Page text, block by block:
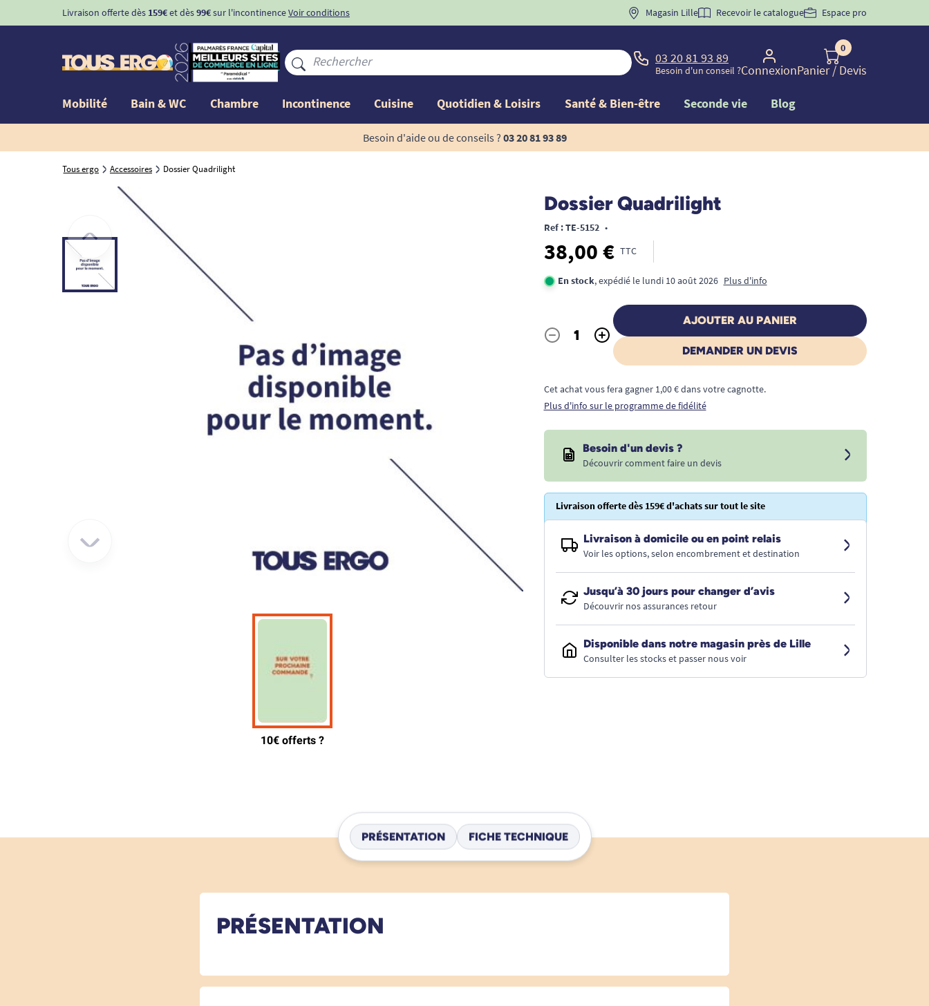
Livraison offerte dès 159€et dès99€sur l'incontinenceVoir conditions BIENVENUE" pourla 1ère commande d'incontinence
Magasin Lille Recevoir le catalogue Espace pro
03 20 81 93 89
Besoin d'un conseil ?Connexion
0
Panier/ Devis
Mobilité Bain & WC Chambre Incontinence Cuisine Quotidien & Loisirs Santé & Bien-être Seconde vie Blog
Besoin d'aide ou de conseils ? 03 20 81 93 89
Tous ergo Accessoires Dossier Quadrilight
Dossier Quadrilight
Ref : TE-5152 •
38,00 € TTC
En stock, expédié le lundi 10 août 2026 Plus d'info
Quantité
- +
AJOUTER AU PANIER
DEMANDER UN DEVIS
Cet achat vous fera gagner 1,00 € dans votre cagnotte.
Plus d'info sur le programme de fidélité
Besoin d'un devis ?
Découvrir comment faire un devis
Livraison offerte dès 159€ d'achats sur tout le site
Livraison à domicile ou en point relais
Voir les options, selon encombrement et destination
Jusqu’à 30 jours pour changer d’avis
Découvrir nos assurances retour
Disponible dans notre magasin près de Lille
Consulter les stocks et passer nous voir
PRÉSENTATION FICHE TECHNIQUE
PRÉSENTATION